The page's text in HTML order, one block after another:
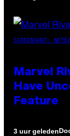
SCREENSHOT:
Marvel
Have
Feature
3 uur geleden